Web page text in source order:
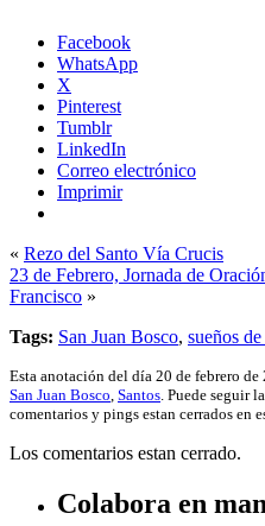
Facebook
WhatsApp
X
Pinterest
Tumblr
LinkedIn
Correo electrónico
Imprimir
« Rezo del Santo Vía Crucis
23 de Febrero, Jornada de
Francisco »
Tags: San Juan Bosco, sueños
Esta anotación del día 20 de febrero
San Juan Bosco Santos . Puede seguir
comentarios y pings estan cerrados en
Los comentarios estan cerrado.
Colabora en